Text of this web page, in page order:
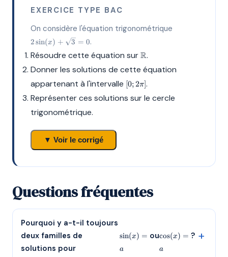
EXERCICE TYPE BAC
On considère l'équation trigonométrique
2 sin(x) + 3 = 0.
Résoudre cette équation sur \mathbb{R}
R.
Donner les solutions de cette équation
appartenant à l'intervalle [0;
2\pi]
[0;2π].
Représenter ces solutions sur le cercle
trigonométrique.
▼ Voir le corrigé
Questions fréquentes
Pourquoi y a-t-il toujours
deux familles de
solutions pour
sin(x) =
a
oucos(x) =
a
?